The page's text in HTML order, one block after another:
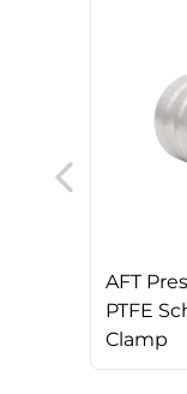
AFT
PTFE
Clamp